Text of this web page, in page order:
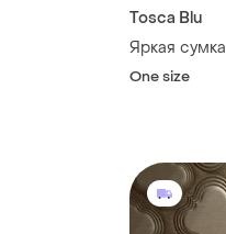
Tosca Blu
Яркая
One size